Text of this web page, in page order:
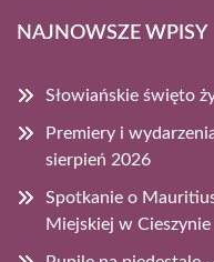
NAJNOWSZE WPISY
Słowiańskie święto
Premiery i
sierpień 2026
Spotkanie o
Miejskiej w Cieszynie